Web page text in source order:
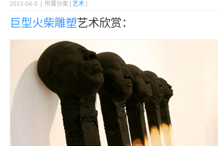
2013-04-3 | 所属分类 [ 艺术 ]
巨型火柴雕塑艺术欣赏：